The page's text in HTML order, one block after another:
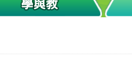
學與教